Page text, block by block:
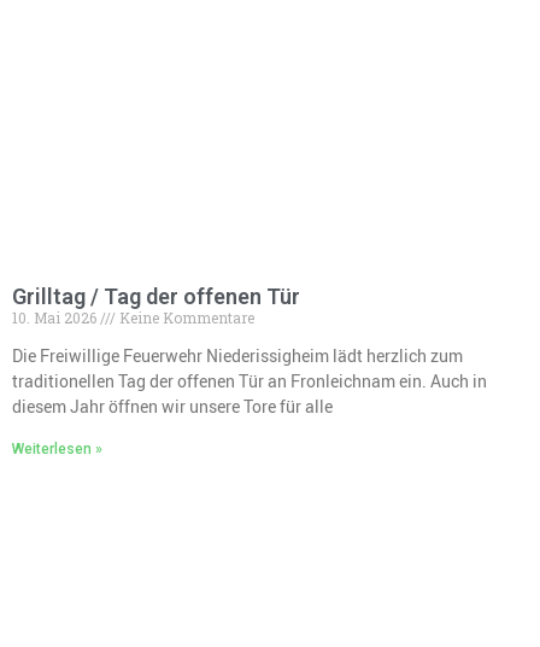
Grilltag / Tag der offenen Tür
10. Mai 2026 Keine Kommentare
Die Freiwillige Feuerwehr Niederissigheim lädt herzlich zum
traditionellen Tag der offenen Tür an Fronleichnam ein. Auch in
diesem Jahr öffnen wir unsere Tore für alle
Weiterlesen »